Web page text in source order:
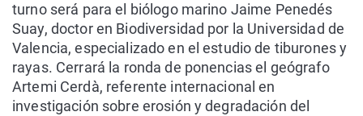
turno será para el biólogo marino Jaime Penedés
Suay, doctor en Biodiversidad por la Universidad de
Valencia, especializado en el estudio de tiburones y
rayas. Cerrará la ronda de ponencias el geógrafo
Artemi Cerdà, referente internacional en
investigación sobre erosión y degradación del